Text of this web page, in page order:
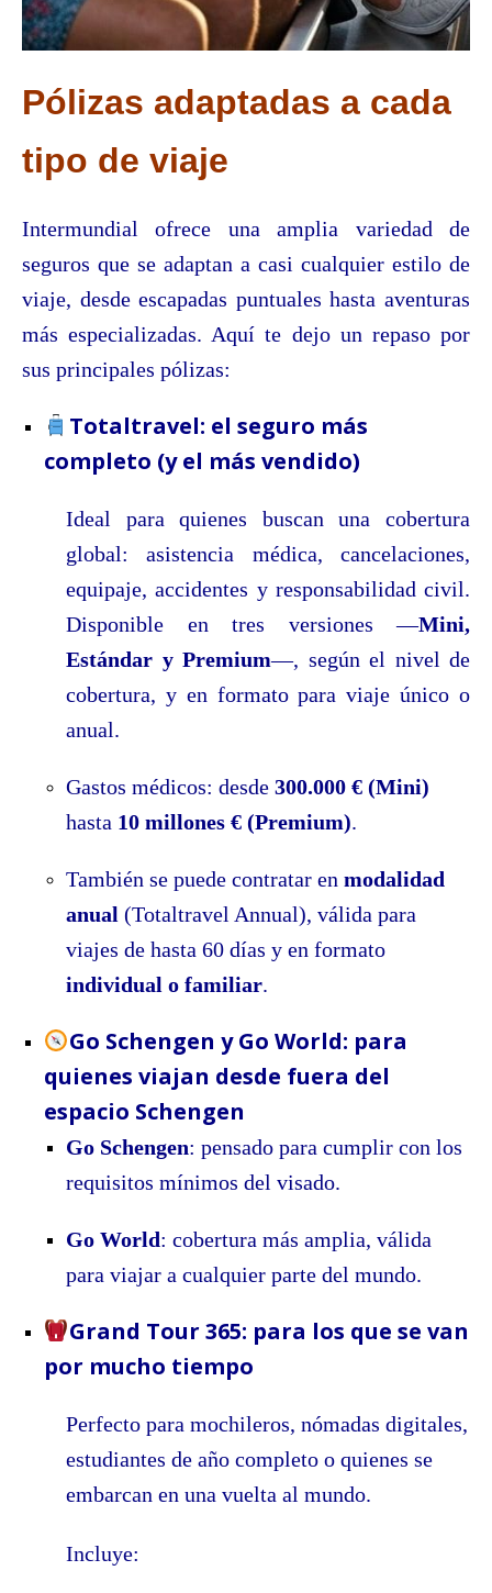
Pólizas adaptadas a cada
tipo de viaje
Intermundial ofrece una amplia variedad de
seguros que se adaptan a casi cualquier estilo de
viaje, desde escapadas puntuales hasta aventuras
más especializadas. Aquí te dejo un repaso por
sus principales pólizas:
Totaltravel: el seguro más
completo (y el más vendido)
Ideal para quienes buscan una cobertura
global: asistencia médica, cancelaciones,
equipaje, accidentes y responsabilidad civil.
Disponible en tres versiones —Mini,
Estándar y Premium—, según el nivel de
cobertura, y en formato para viaje único o
anual.
Gastos médicos: desde 300.000 € (Mini)
hasta 10 millones € (Premium).
También se puede contratar en modalidad
anual (Totaltravel Annual), válida para
viajes de hasta 60 días y en formato
individual o familiar.
Go Schengen y Go World: para
quienes viajan desde fuera del
espacio Schengen
Go Schengen: pensado para cumplir con los
requisitos mínimos del visado.
Go World: cobertura más amplia, válida
para viajar a cualquier parte del mundo.
Grand Tour 365: para los que se van
por mucho tiempo
Perfecto para mochileros, nómadas digitales,
estudiantes de año completo o quienes se
embarcan en una vuelta al mundo.
Incluye: